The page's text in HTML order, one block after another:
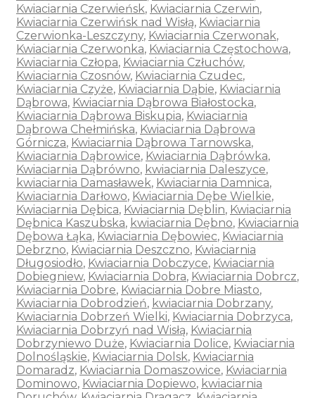
Kwiaciarnia Czerwieńsk, Kwiaciarnia Czerwin,
Kwiaciarnia Czerwińsk nad Wisłą, Kwiaciarnia
Czerwionka-Leszczyny, Kwiaciarnia Czerwonak,
Kwiaciarnia Czerwonka, Kwiaciarnia Częstochowa,
Kwiaciarnia Człopa, Kwiaciarnia Człuchów,
Kwiaciarnia Czosnów, Kwiaciarnia Czudec,
Kwiaciarnia Czyże, Kwiaciarnia Dąbie, Kwiaciarnia
Dąbrowa, Kwiaciarnia Dąbrowa Białostocka,
Kwiaciarnia Dąbrowa Biskupia, Kwiaciarnia
Dąbrowa Chełmińska, Kwiaciarnia Dąbrowa
Górnicza, Kwiaciarnia Dąbrowa Tarnowska,
Kwiaciarnia Dąbrowice, Kwiaciarnia Dąbrówka,
Kwiaciarnia Dąbrówno, kwiaciarnia Daleszyce,
kwiaciarnia Damasławek, Kwiaciarnia Damnica,
Kwiaciarnia Darłowo, Kwiaciarnia Dębe Wielkie,
Kwiaciarnia Dębica, Kwiaciarnia Dęblin, Kwiaciarnia
Dębnica Kaszubska, kwiaciarnia Dębno, Kwiaciarnia
Dębowa Łąka, Kwiaciarnia Dębowiec, Kwiaciarnia
Debrzno, Kwiaciarnia Deszczno, Kwiaciarnia
Długosiodło, Kwiaciarnia Dobczyce, Kwiaciarnia
Dobiegniew, Kwiaciarnia Dobra, Kwiaciarnia Dobrcz,
Kwiaciarnia Dobre, Kwiaciarnia Dobre Miasto,
Kwiaciarnia Dobrodzień, kwiaciarnia Dobrzany,
Kwiaciarnia Dobrzeń Wielki, Kwiaciarnia Dobrzyca,
Kwiaciarnia Dobrzyń nad Wisłą, Kwiaciarnia
Dobrzyniewo Duże, Kwiaciarnia Dolice, Kwiaciarnia
Dolnośląskie, Kwiaciarnia Dolsk, Kwiaciarnia
Domaradz, Kwiaciarnia Domaszowice, Kwiaciarnia
Dominowo, Kwiaciarnia Dopiewo, kwiaciarnia